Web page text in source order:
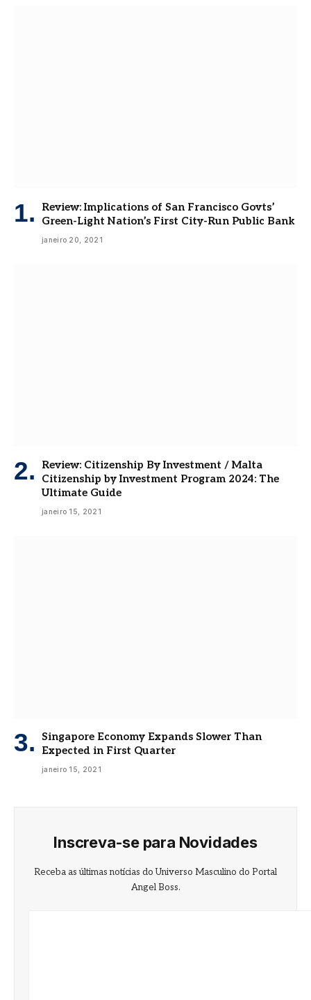
Review: Implications of San Francisco Govts’
Green-Light Nation’s First City-Run Public Bank
janeiro 20, 2021
Review: Citizenship By Investment / Malta
Citizenship by Investment Program 2024: The
Ultimate Guide
janeiro 15, 2021
Singapore Economy Expands Slower Than
Expected in First Quarter
janeiro 15, 2021
Inscreva-se para Novidades
Receba as últimas notícias do Universo Masculino do Portal
Angel Boss.